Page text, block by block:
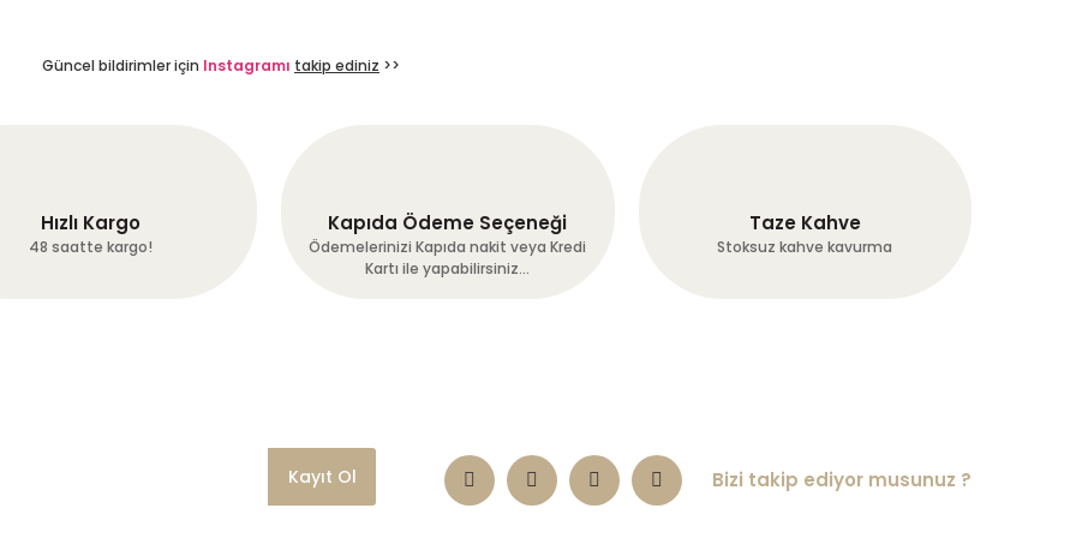
Gönder
Güncel bildirimler için Instagramı takip ediniz >>
Hızlı Kargo
48 saatte kargo!
Kapıda Ödeme Seçeneği
Ödemelerinizi Kapıda nakit veya Kredi
Kartı ile yapabilirsiniz...
Taze Kahve
Stoksuz kahve kavurma
Kayıt Ol Bizi takip ediyor musunuz ?